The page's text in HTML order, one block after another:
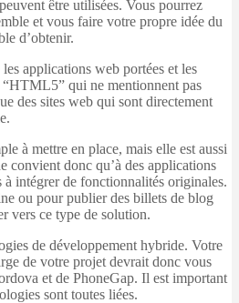
être utilisées. Vous pourrez
et vous faire votre propre idée du
d’obtenir.
applications web portées et les
qui ne mentionnent pas
des sites web qui sont directement
à mettre en place, mais elle est aussi
convient donc qu’à des applications
à intégrer de fonctionnalités originales.
ou pour publier des billets de blog
vers ce type de solution.
de développement hybride. Votre
de votre projet devrait donc vous
et de PhoneGap. Il est important
sont toutes liées.